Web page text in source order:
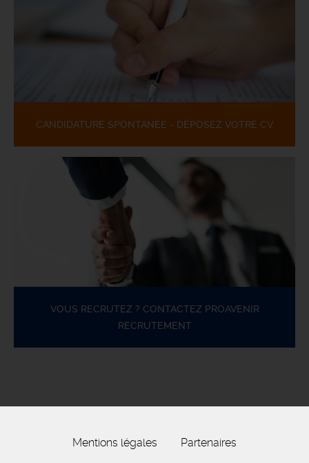
CANDIDATURE SPONTANÉE - DÉPOSEZ VOTRE CV
VOUS RECRUTEZ ? CONTACTEZ PROAVENIR
RECRUTEMENT
Mentions légales Partenaires